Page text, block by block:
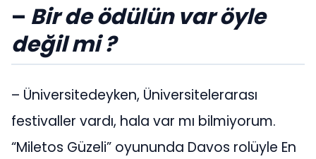
– Bir de ödülün var öyle
değil mi ?
– Üniversitedeyken, Üniversitelerarası
festivaller vardı, hala var mı bilmiyorum.
“Miletos Güzeli” oyununda Davos rolüyle En